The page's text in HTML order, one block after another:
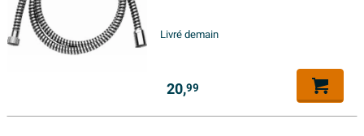
Livré demain
20,99